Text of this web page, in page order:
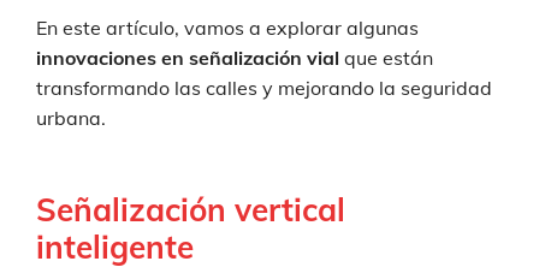
En este artículo, vamos a explorar algunas
innovaciones en señalización vial que están
transformando las calles y mejorando la seguridad
urbana.
Señalización vertical
inteligente